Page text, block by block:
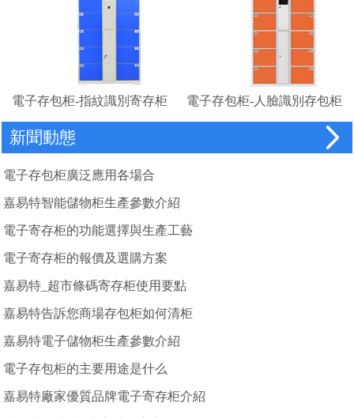
嘉易特電子科技
電子存包柜-指紋識別寄存柜
廠家
電子存包柜-人臉識別存包柜
新聞動態
電子存包柜廣泛應用各場合
嘉易特智能儲物柜生產參數介紹
電子寄存柜的功能選擇與生產工藝
電子寄存柜的報價及選購方案
嘉易特_超市條碼寄存柜使用要點
嘉易特告訴您商場存包柜如何清柜
嘉易特電子儲物柜生產參數介紹
電子存包柜的主要用途是什么
嘉易特廠家優質品牌電子寄存柜介紹